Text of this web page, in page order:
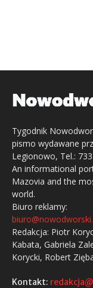
Tygodnik
pismo wydawane
Legionowo, Tel.:
An informational
Mazovia and the
world.
Biuro reklamy:
Redakcja: Piotr
Kabata, Gabriela
Korycki, Robert
Kontakt: